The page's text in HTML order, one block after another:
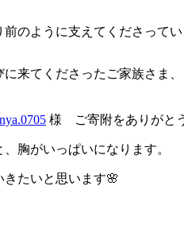
のように支えてくださって
来てくださったご家族さま
様 ご寄附をありがと
胸がいっぱいになります。
たいと思います🌸